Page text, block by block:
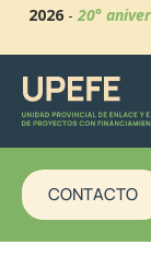
2026-20°
CONTACTO